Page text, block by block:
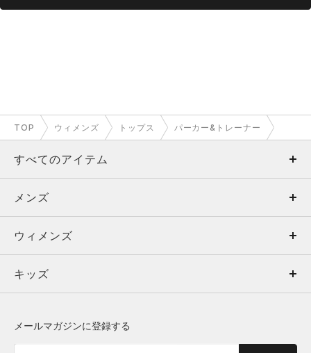
TOP ウィメンズ トップス パーカー&トレーナー
すべてのアイテム
メンズ
ウィメンズ
キッズ
メンズ
トップス
ボトムス
ウィメンズ
トップス
キッズ
メールマガジンに登録する